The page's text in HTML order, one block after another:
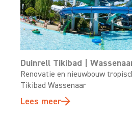
Duinrell Tikibad |
Renovatie en nieuwbouw
Tikibad Wassenaar
Lees meer